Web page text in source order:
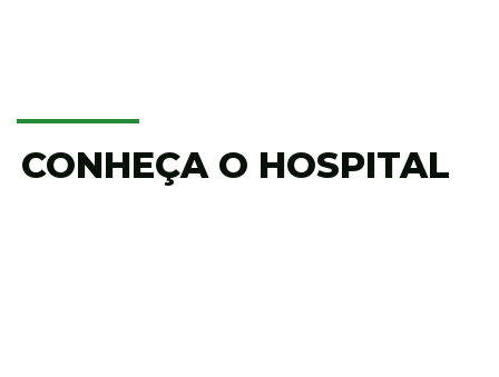
CONHEÇA O HOSPITAL